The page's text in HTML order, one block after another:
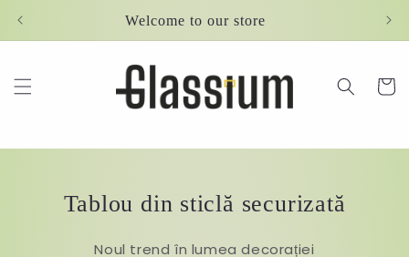
Welcome to our store
Cart
Tablou din sticlă securizată
Noul trend în lumea decorației